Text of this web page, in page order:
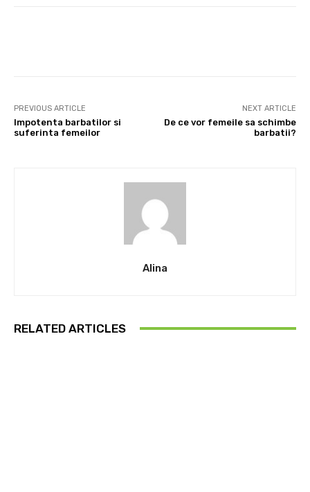
PREVIOUS ARTICLE
Impotenta barbatilor si
suferinta femeilor
NEXT ARTICLE
De ce vor femeile sa schimbe
barbatii?
Alina
RELATED ARTICLES